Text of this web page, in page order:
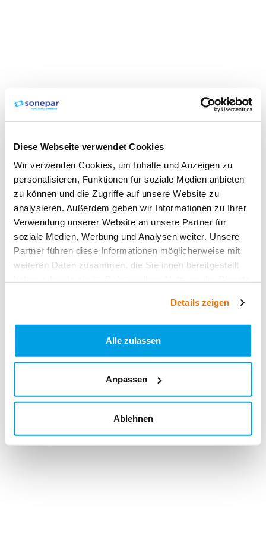
Diese Webseite verwendet Cookies
Wir verwenden Cookies, um Inhalte und Anzeigen zu
personalisieren, Funktionen für soziale Medien anbieten
zu können und die Zugriffe auf unsere Website zu
analysieren. Außerdem geben wir Informationen zu Ihrer
Verwendung unserer Website an unsere Partner für
soziale Medien, Werbung und Analysen weiter. Unsere
Partner führen diese Informationen möglicherweise mit
weiteren Daten zusammen, die Sie ihnen bereitgestellt
Details zeigen
Alle zulassen
Anpassen
Ablehnen